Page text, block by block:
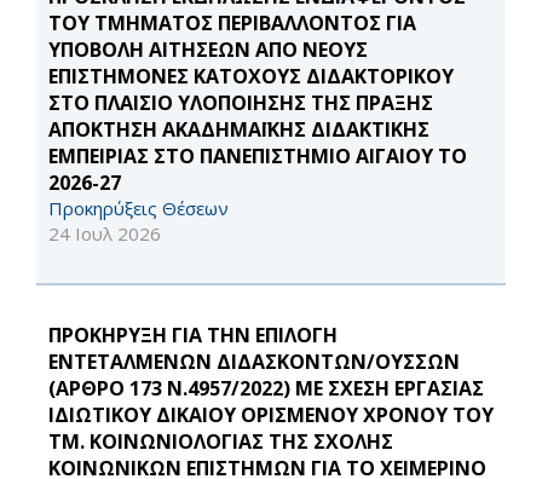
ΤΟΥ ΤΜΗΜΑΤΟΣ ΠΕΡΙΒΑΛΛΟΝΤΟΣ ΓΙΑ
ΥΠΟΒΟΛΗ ΑΙΤΗΣΕΩΝ ΑΠΟ ΝΕΟΥΣ
ΕΠΙΣΤΗΜΟΝΕΣ ΚΑΤΟΧΟΥΣ ΔΙΔΑΚΤΟΡΙΚΟΥ
ΣΤΟ ΠΛΑΙΣΙΟ ΥΛΟΠΟΙΗΣΗΣ ΤΗΣ ΠΡΑΞΗΣ
ΑΠΟΚΤΗΣΗ ΑΚΑΔΗΜΑΪΚΗΣ ΔΙΔΑΚΤΙΚΗΣ
ΕΜΠΕΙΡΙΑΣ ΣΤΟ ΠΑΝΕΠΙΣΤΗΜΙΟ ΑΙΓΑΙΟΥ ΤΟ
2026-27
Προκηρύξεις Θέσεων
24 Ιουλ 2026
ΠΡΟΚΗΡΥΞΗ ΓΙΑ ΤΗΝ ΕΠΙΛΟΓΗ
ΕΝΤΕΤΑΛΜΕΝΩΝ ΔΙΔΑΣΚΟΝΤΩΝ/ΟΥΣΣΩΝ
(ΑΡΘΡΟ 173 Ν.4957/2022) ΜΕ ΣΧΕΣΗ ΕΡΓΑΣΙΑΣ
ΙΔΙΩΤΙΚΟΥ ΔΙΚΑΙΟΥ ΟΡΙΣΜΕΝΟΥ ΧΡΟΝΟΥ ΤΟΥ
ΤΜ. ΚΟΙΝΩΝΙΟΛΟΓΙΑΣ ΤΗΣ ΣΧΟΛΗΣ
ΚΟΙΝΩΝΙΚΩΝ ΕΠΙΣΤΗΜΩΝ ΓΙΑ ΤΟ ΧΕΙΜΕΡΙΝΟ